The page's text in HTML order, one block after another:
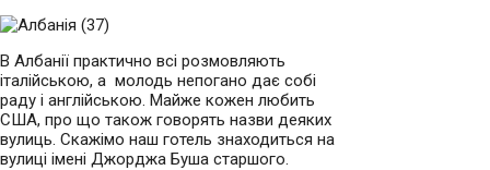
В Албанії практично всі розмовляють
італійською, а молодь непогано дає собі
раду і англійською. Майже кожен любить
США, про що також говорять назви деяких
вулиць. Скажімо наш готель знаходиться на
вулиці імені Джорджа Буша старшого.